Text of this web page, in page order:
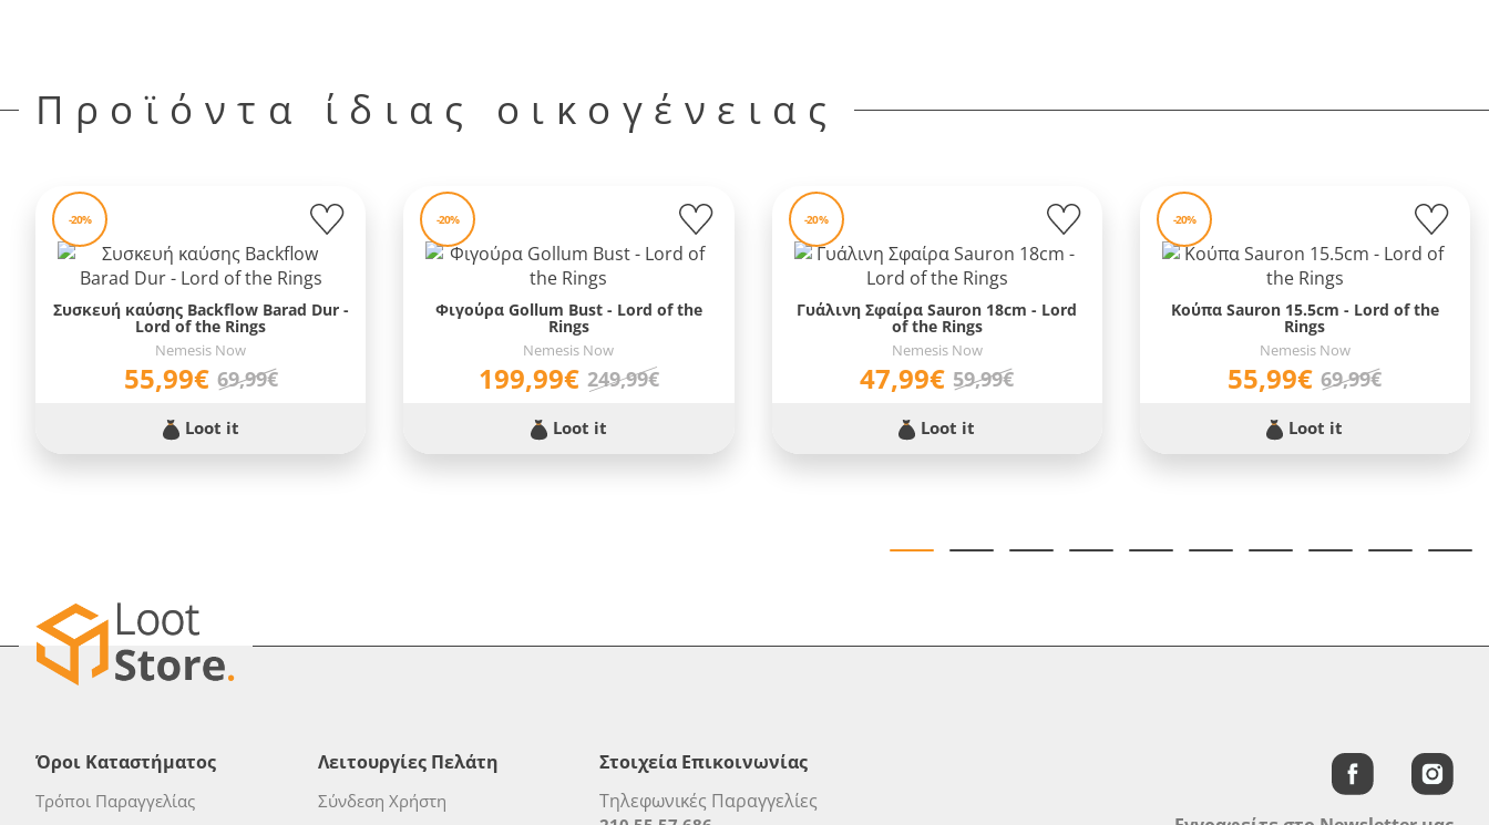
Προϊόντα ίδιας οικογένειας
-20%
Συσκευή καύσης Backflow Barad Dur -
Lord of the Rings
Nemesis Now
55,99€ 69,99€
Loot it
-20%
Φιγούρα Gollum Bust - Lord of the
Rings
Nemesis Now
199,99€ 249,99€
Loot it
-20%
Γυάλινη Σφαίρα Sauron 18cm - Lord
of the Rings
Nemesis Now
47,99€ 59,99€
Loot it
-20%
Κούπα Sauron 15.5cm - Lord of the
Rings
Nemesis Now
55,99€ 69,99€
Loot it
Όροι Καταστήματος
Τρόποι Παραγγελίας
Λειτουργίες Πελάτη
Σύνδεση Χρήστη
Στοιχεία Επικοινωνίας
Τηλεφωνικές Παραγγελίες